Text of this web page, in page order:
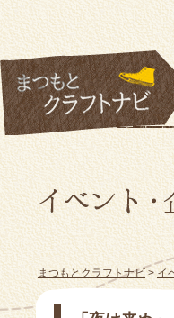
まつもとクラフトナビ>イ